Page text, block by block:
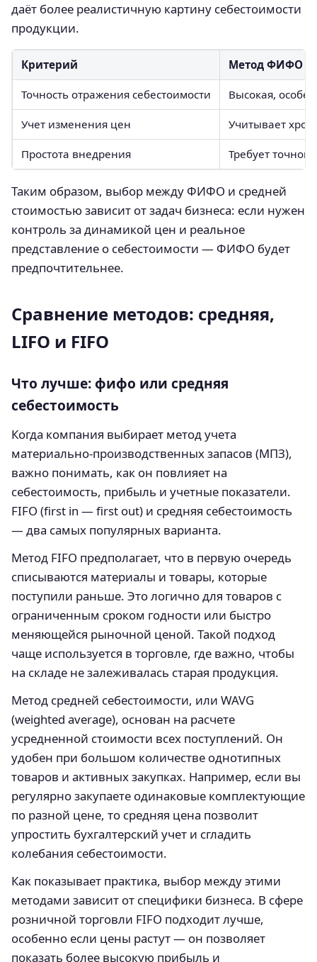
даёт более реалистичную картину себестоимости
продукции.
Критерий Метод ФИФО
Точность отражения себестоимости Высокая,
Учет изменения цен Учитывает
Простота внедрения Требует
Таким образом, выбор между ФИФО и средней
стоимостью зависит от задач бизнеса: если нужен
контроль за динамикой цен и реальное
представление о себестоимости — ФИФО будет
предпочтительнее.
Сравнение методов: средняя,
LIFO и FIFO
Что лучше: фифо или средняя
себестоимость
Когда компания выбирает метод учета
материально-производственных запасов (МПЗ),
важно понимать, как он повлияет на
себестоимость, прибыль и учетные показатели.
FIFO (first in — first out) и средняя себестоимость
— два самых популярных варианта.
Метод FIFO предполагает, что в первую очередь
списываются материалы и товары, которые
поступили раньше. Это логично для товаров с
ограниченным сроком годности или быстро
меняющейся рыночной ценой. Такой подход
чаще используется в торговле, где важно, чтобы
на складе не залеживалась старая продукция.
Метод средней себестоимости, или WAVG
(weighted average), основан на расчете
усредненной стоимости всех поступлений. Он
удобен при большом количестве однотипных
товаров и активных закупках. Например, если вы
регулярно закупаете одинаковые комплектующие
по разной цене, то средняя цена позволит
упростить бухгалтерский учет и сгладить
колебания себестоимости.
Как показывает практика, выбор между этими
методами зависит от специфики бизнеса. В сфере
розничной торговли FIFO подходит лучше,
особенно если цены растут — он позволяет
показать более высокую прибыль и